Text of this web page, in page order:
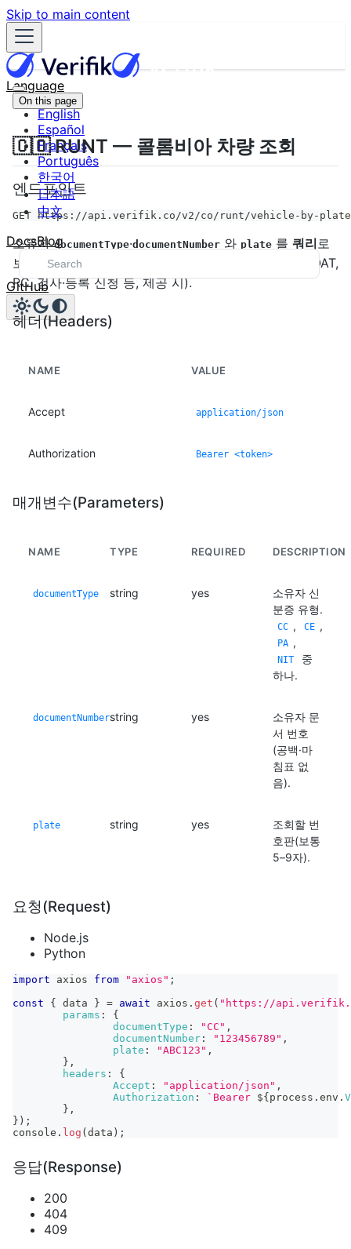
Skip to main content
Language
English
Español
Français
Português
한국어
日本語
中文
DocsBlog
GitHub
On this page
🇨🇴 RUNT — 콜롬비아 차량 조회
엔드포인트
GET https://api.verifik.co/v2/co/runt/vehicle-by-plate
소유자documentType·documentNumber 와 plate 를 쿼리로
보내
RUNT의
를 조회합니다(SOAT,
RC, 검사·등록 신청 등, 제공 시).
헤더(Headers)
NAME VALUE
Accept application/json
Authorization Bearer <token>
매개변수(Parameters)
NAME TYPE REQUIRED DESCRIPTION
documentType string yes
소유자 신
분증 유형.
CC , CE ,
PA ,
NIT
중
하나.
documentNumberstring yes
소유자 문
서 번호
(공백·마
침표 없
음).
plate string yes
조회할 번
호판(보통
5–9자).
요청(Request)
Node.js
Python
import axios from "axios" ;
const
{ data } = await axios . get ( "https://
params :
{
documentType : "CC" ,
documentNumber : "123456789" ,
plate : "ABC123" ,
} ,
headers :
{
Accept : "application/json" ,
Authorization : ` Bearer ${ process . env .
} ,
} ) ;
console . log ( data ) ;
응답(Response)
200
404
409